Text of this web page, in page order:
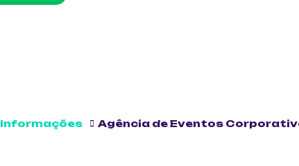
Informações Agência de Eventos